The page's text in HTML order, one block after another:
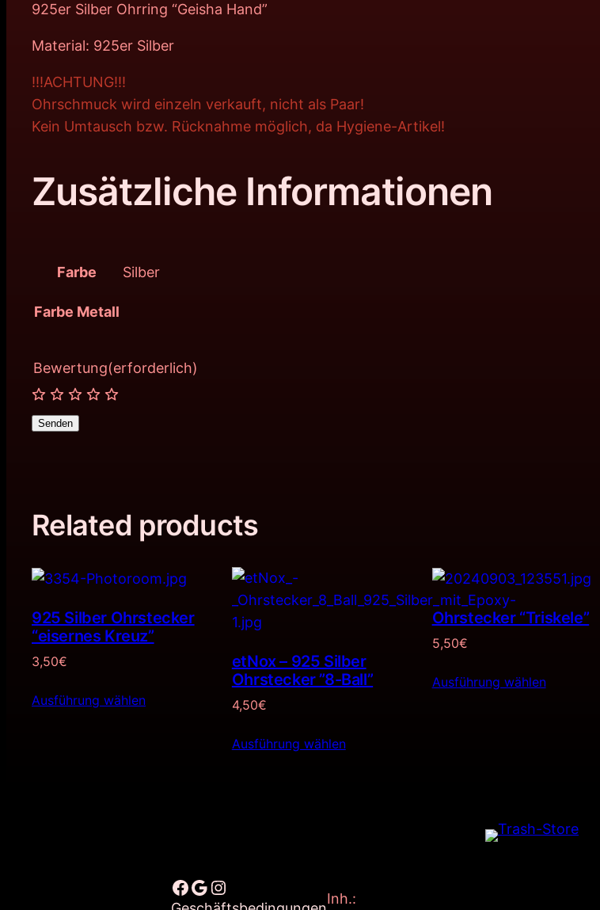
925er Silber Ohrring “Geisha Hand”
Material: 925er Silber
!!!ACHTUNG!!!
Ohrschmuck wird einzeln verkauft, nicht als Paar!
Kein Umtausch bzw. Rücknahme möglich, da Hygiene-Artikel!
Zusätzliche Informationen
Farbe Silber
Farbe Metall
Bewertung(erforderlich)
Senden
Related products
925 Silber Ohrstecker
“eisernes Kreuz”
3,50€
Ausführung wählen
etNox – 925 Silber
Ohrstecker ”8-Ball”
4,50€
Ausführung wählen
Ohrstecker “Triskele”
5,50€
Ausführung wählen
Facebook Google Instagram
Inh.: